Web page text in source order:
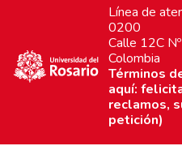
Línea de
0200
Calle 12C
Colombia
Términos
aquí:
reclamos,
petición)